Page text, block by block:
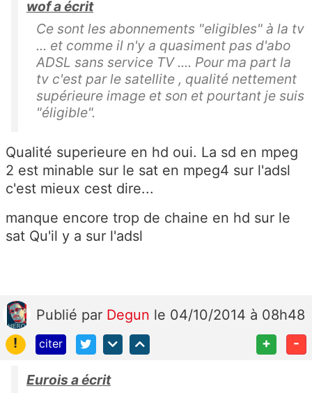
wof a écrit
Ce sont les abonnements "eligibles" à la tv
... et comme il n'y a quasiment pas d'abo
ADSL sans service TV .... Pour ma part la
tv c'est par le satellite , qualité nettement
supérieure image et son et pourtant je suis
"éligible".
Qualité superieure en hd oui. La sd en mpeg
2 est minable sur le sat en mpeg4 sur l'adsl
c'est mieux cest dire...
manque encore trop de chaine en hd sur le
sat Qu'il y a sur l'adsl
Publié par Degun le 04/10/2014 à 08h48
!
citer + -
Eurois a écrit